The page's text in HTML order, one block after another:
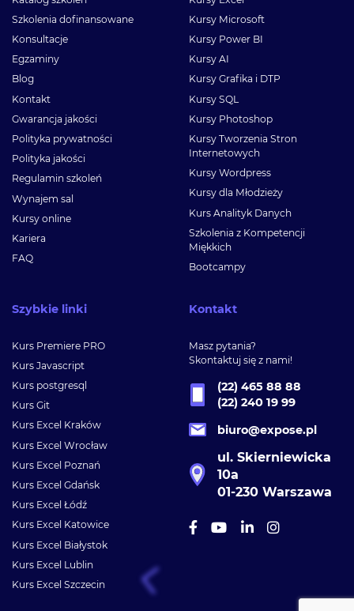
Szkolenia dofinansowane
Konsultacje
Egzaminy
Blog
Kontakt
Gwarancja jakości
Polityka prywatności
Polityka jakości
Regulamin szkoleń
Wynajem sal
Kursy online
Kariera
FAQ
Kursy Microsoft
Kursy Power BI
Kursy AI
Kursy Grafika i DTP
Kursy SQL
Kursy Photoshop
Kursy Tworzenia Stron
Internetowych
Kursy Wordpress
Kursy dla Młodzieży
Kurs Analityk Danych
Szkolenia z Kompetencji
Miękkich
Bootcampy
Szybkie linki
Kurs Premiere PRO
Kurs Javascript
Kurs postgresql
Kurs Git
Kurs Excel Kraków
Kurs Excel Wrocław
Kurs Excel Poznań
Kurs Excel Gdańsk
Kurs Excel Łódź
Kurs Excel Katowice
Kurs Excel Białystok
Kurs Excel Lublin
Kurs Excel Szczecin
Kontakt
Masz pytania?
Skontaktuj się z nami!
(22) 465 88 88
(22) 240 19 99
biuro@expose.pl
ul. Skierniewicka
10a
01-230 Warszawa